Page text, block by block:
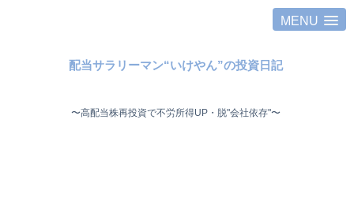
MENU
配当サラリーマン“いけやん”の投資日記 ​
〜高配当株再投資で不労所得UP・脱"会社依存"〜 ​